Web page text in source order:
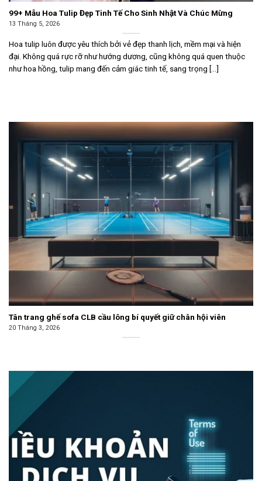
99+ Mẫu Hoa Tulip Đẹp Tinh Tế Cho Sinh Nhật Và Chúc Mừng
13 Tháng 5, 2026
Hoa tulip luôn được yêu thích bởi vẻ đẹp thanh lịch, mềm mại và hiện
đại. Không quá rực rỡ như hướng dương, cũng không quá quen thuộc
như hoa hồng, tulip mang đến cảm giác tinh tế, sang trọng [...]
Tân trang ghế sofa CLB cầu lông bí quyết giữ chân hội viên
20 Tháng 3, 2026